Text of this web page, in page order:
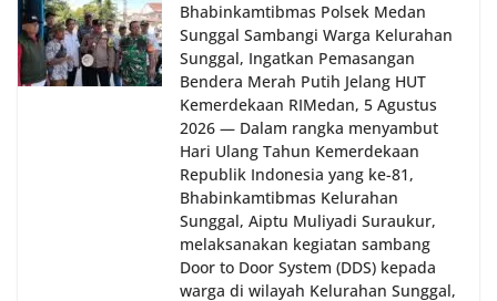
Bhabinkamtibmas Polsek Medan
Sunggal Sambangi Warga Kelurahan
Sunggal, Ingatkan Pemasangan
Bendera Merah Putih Jelang HUT
Kemerdekaan RI‎‎Medan, 5 Agustus
2026 — Dalam rangka menyambut
Hari Ulang Tahun Kemerdekaan
Republik Indonesia yang ke-81,
Bhabinkamtibmas Kelurahan
Sunggal, Aiptu Muliyadi Suraukur,
melaksanakan kegiatan sambang
Door to Door System (DDS) kepada
warga di wilayah Kelurahan Sunggal,